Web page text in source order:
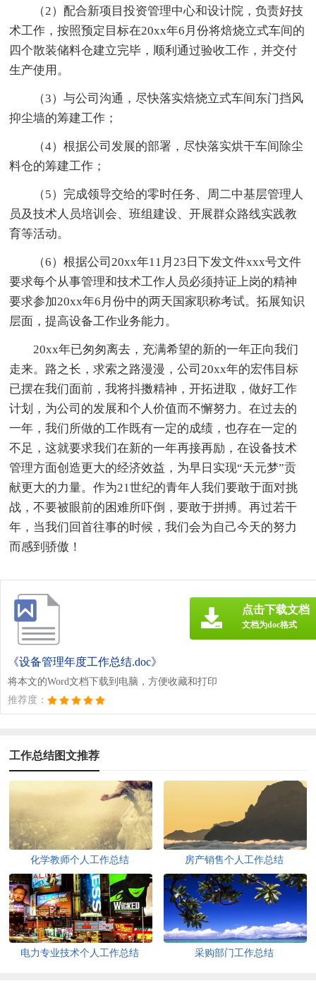
（2）配合新项目投资管理中心和设计院，负责好技
术工作，按照预定目标在20xx年6月份将焙烧立式车间的
四个散装储料仓建立完毕，顺利通过验收工作，并交付
生产使用。
（3）与公司沟通，尽快落实焙烧立式车间东门挡风
抑尘墙的筹建工作；
（4）根据公司发展的部署，尽快落实烘干车间除尘
料仓的筹建工作；
（5）完成领导交给的零时任务、周二中基层管理人
员及技术人员培训会、班组建设、开展群众路线实践教
育等活动。
（6）根据公司20xx年11月23日下发文件xxx号文件
要求每个从事管理和技术工作人员必须持证上岗的精神
要求参加20xx年6月份中的两天国家职称考试。拓展知识
层面，提高设备工作业务能力。
20xx年已匆匆离去，充满希望的新的一年正向我们
走来。路之长，求索之路漫漫，公司20xx年的宏伟目标
已摆在我们面前，我将抖擞精神，开拓进取，做好工作
计划，为公司的发展和个人价值而不懈努力。在过去的
一年，我们所做的工作既有一定的成绩，也存在一定的
不足，这就要求我们在新的一年再接再励，在设备技术
管理方面创造更大的经济效益，为早日实现“天元梦”贡
献更大的力量。作为21世纪的青年人我们要敢于面对挑
战，不要被眼前的困难所吓倒，要敢于拼搏。再过若干
年，当我们回首往事的时候，我们会为自己今天的努力
而感到骄傲！
《设备管理年度工作总结.doc》
将本文的Word文档下载到电脑，方便收藏和打印
推荐度：
点击下载文档
文档为doc格式
工作总结图文推荐
化学教师个人工作总结 房产销售个人工作总结
电力专业技术个人工作总结 采购部门工作总结